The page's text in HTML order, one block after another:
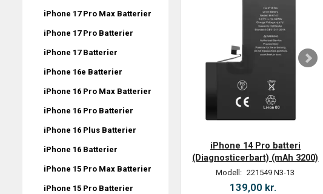
iPhone 17 Pro Max Batterier
iPhone 17 Pro Batterier
iPhone 17 Batterier
iPhone 16e Batterier
iPhone 16 Pro Max Batterier
iPhone 16 Pro Batterier
iPhone 16 Plus Batterier
iPhone 16 Batterier
iPhone 15 Pro Max Batterier
iPhone 15 Pro Batterier
iPhone 14 Pro batteri
(Diagnosticerbart) (mAh 3200)
Modell: 221549 N3-13
139,00 kr.